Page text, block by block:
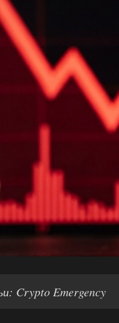
Crypto Emergency